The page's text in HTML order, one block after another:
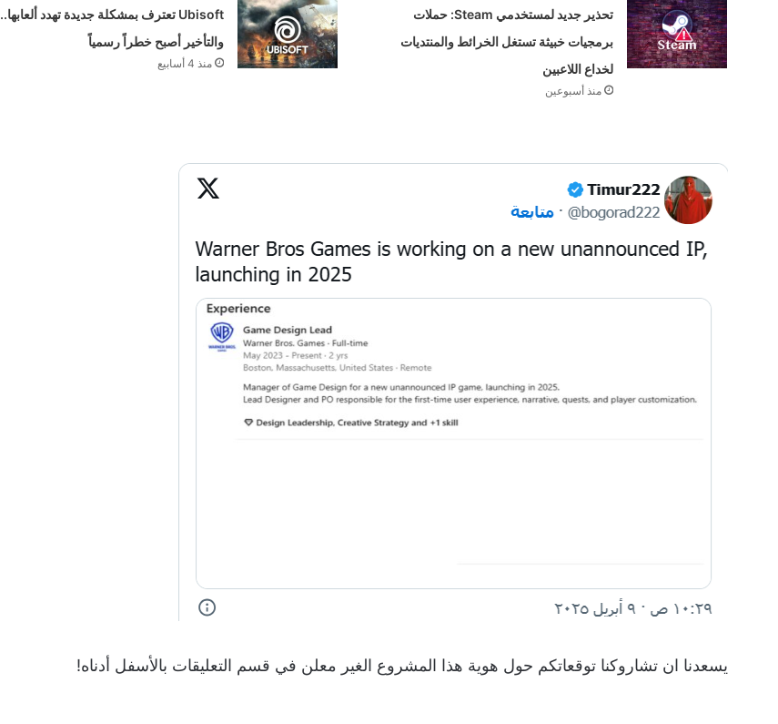
تحذير جديد لمستخدمي Steam: حملات
برمجيات خبيثة تستغل الخرائط والمنتديات
لخداع اللاعبين
منذ أسبوعين
Ubisoft تعترف بمشكلة جديدة تهدد ألعابها..
والتأخير أصبح خطراً رسمياً
منذ 4 أسابيع
يسعدنا ان تشاروكنا توقعاتكم حول هوية هذا المشروع الغير معلن في قسم التعليقات بالأسفل أدناه!